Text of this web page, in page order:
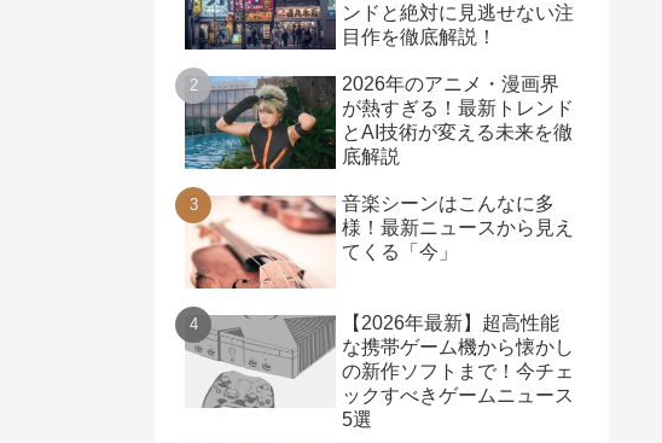
ンドと絶対に見逃せない注
目作を徹底解説！
2026年のアニメ・漫画界
が熱すぎる！最新トレンド
とAI技術が変える未来を徹
底解説
音楽シーンはこんなに多
様！最新ニュースから見え
てくる「今」
【2026年最新】超高性能
な携帯ゲーム機から懐かし
の新作ソフトまで！今チェ
ックすべきゲームニュース
5選